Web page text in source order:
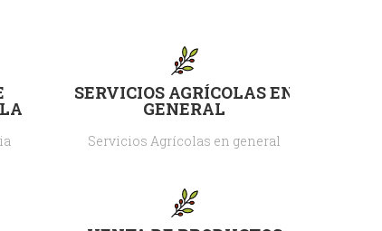
SERVICIOS AGRÍCOLAS EN
GENERAL
Servicios Agrícolas en general